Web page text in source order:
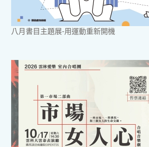
八月書目主題展-用運動重新開機